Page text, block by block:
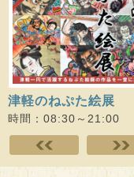
津軽のねぷた絵展
時間：08:30～21:00